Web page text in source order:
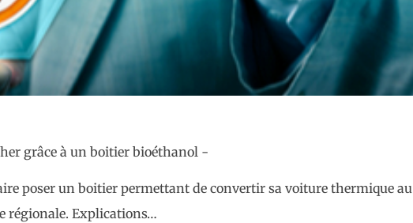
poser un boitier permettant de convertir sa voiture thermique au
régionale. Explications…